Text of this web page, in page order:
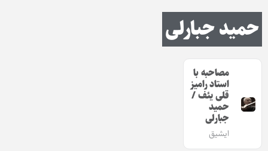
حمید جبارلی
مصاحبه با
استاد رامیز
قلی یئف /
حمید
جبارلی
ایشیق